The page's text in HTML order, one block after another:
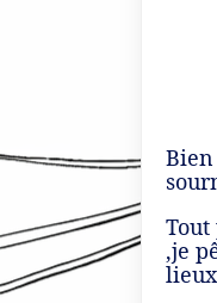
,je
lieux